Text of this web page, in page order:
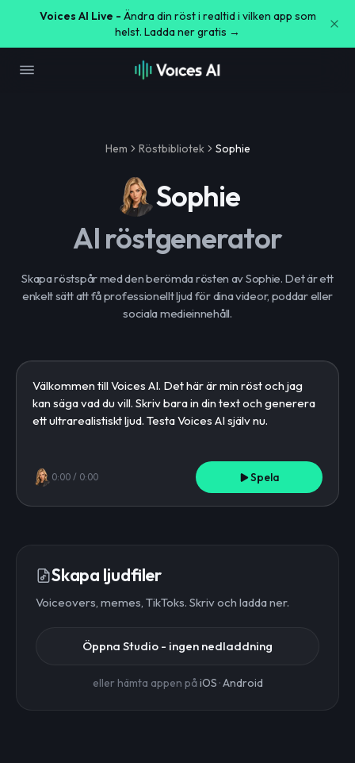
Voices AI Live - Ändra din röst i realtid i vilken app som
helst. Ladda ner gratis →
Hem Röstbibliotek Sophie
Sophie
AI röstgenerator
Skapa röstspår med den berömda rösten av Sophie. Det är ett
enkelt sätt att få professionellt ljud för dina videor, poddar eller
sociala medieinnehåll.
0:00 / 0:00 Spela
Skapa ljudfiler
Voiceovers, memes, TikToks. Skriv och ladda ner.
Öppna Studio - ingen nedladdning
eller hämta appen påiOS ·Android